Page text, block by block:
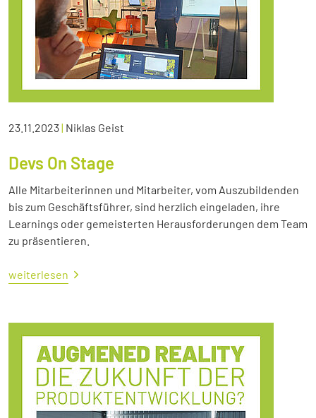
23.11.2023| Niklas Geist
Devs On Stage
Alle Mitarbeiterinnen und Mitarbeiter, vom Auszubildenden
bis zum Geschäftsführer, sind herzlich eingeladen, ihre
Learnings oder gemeisterten Herausforderungen dem Team
zu präsentieren.
weiterlesen